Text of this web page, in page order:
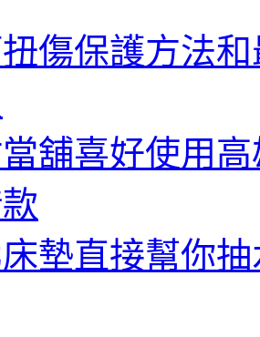
傷保護方法
舖喜好使用
墊直接幫你